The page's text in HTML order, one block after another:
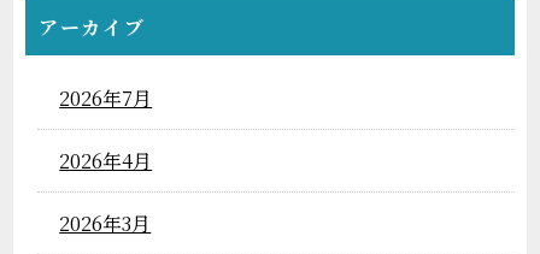
アーカイブ
2026年7月
2026年4月
2026年3月